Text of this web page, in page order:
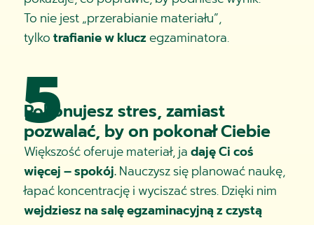
To nie jest „przerabianie materiału”,
tylkotrafianie w kluczegzaminatora.
5
Pokonujesz stres, zamiast
pozwalać, by on pokonał Ciebie
Większość oferuje materiał, jadaję Ci coś
więcej – spokój.Nauczysz się planować naukę,
łapać koncentrację i wyciszać stres. Dzięki nim
wejdziesz na salę egzaminacyjną z czystą